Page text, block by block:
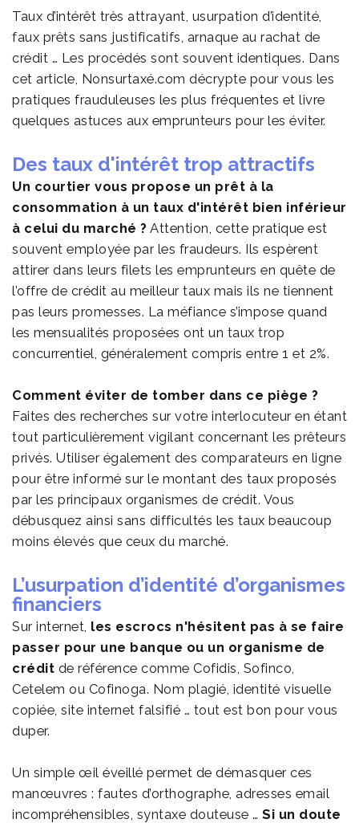
Taux d’intérêt très attrayant, usurpation d’identité,
faux prêts sans justificatifs, arnaque au rachat de
crédit … Les procédés sont souvent identiques. Dans
cet article, Nonsurtaxé.com décrypte pour vous les
pratiques frauduleuses les plus fréquentes et livre
quelques astuces aux emprunteurs pour les éviter.
Des taux d'intérêt trop attractifs
Un courtier vous propose un prêt à la
consommation à un taux d'intérêt bien inférieur
à celui du marché ? Attention, cette pratique est
souvent employée par les fraudeurs. Ils espèrent
attirer dans leurs filets les emprunteurs en quête de
l’offre de crédit au meilleur taux mais ils ne tiennent
pas leurs promesses. La méfiance s’impose quand
les mensualités proposées ont un taux trop
concurrentiel, généralement compris entre 1 et 2%.
Comment éviter de tomber dans ce piège ?
Faites des recherches sur votre interlocuteur en étant
tout particulièrement vigilant concernant les prêteurs
privés. Utiliser également des comparateurs en ligne
pour être informé sur le montant des taux proposés
par les principaux organismes de crédit. Vous
débusquez ainsi sans difficultés les taux beaucoup
moins élevés que ceux du marché.
L’usurpation d’identité d’organismes
financiers
Sur internet, les escrocs n'hésitent pas à se faire
passer pour une banque ou un organisme de
crédit de référence comme Cofidis, Sofinco,
Cetelem ou Cofinoga. Nom plagié, identité visuelle
copiée, site internet falsifié … tout est bon pour vous
duper.
Un simple œil éveillé permet de démasquer ces
manœuvres : fautes d’orthographe, adresses email
incompréhensibles, syntaxe douteuse … Si un doute